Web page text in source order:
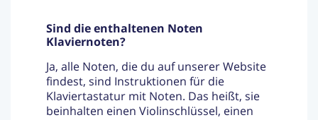
Sind die enthaltenen Noten
Klaviernoten?
Ja, alle Noten, die du auf unserer Website
findest, sind Instruktionen für die
Klaviertastatur mit Noten. Das heißt, sie
beinhalten einen Violinschlüssel, einen